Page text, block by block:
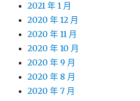
2021 年 1 月
2020 年 12 月
2020 年 11 月
2020 年 10 月
2020 年 9 月
2020 年 8 月
2020 年 7 月